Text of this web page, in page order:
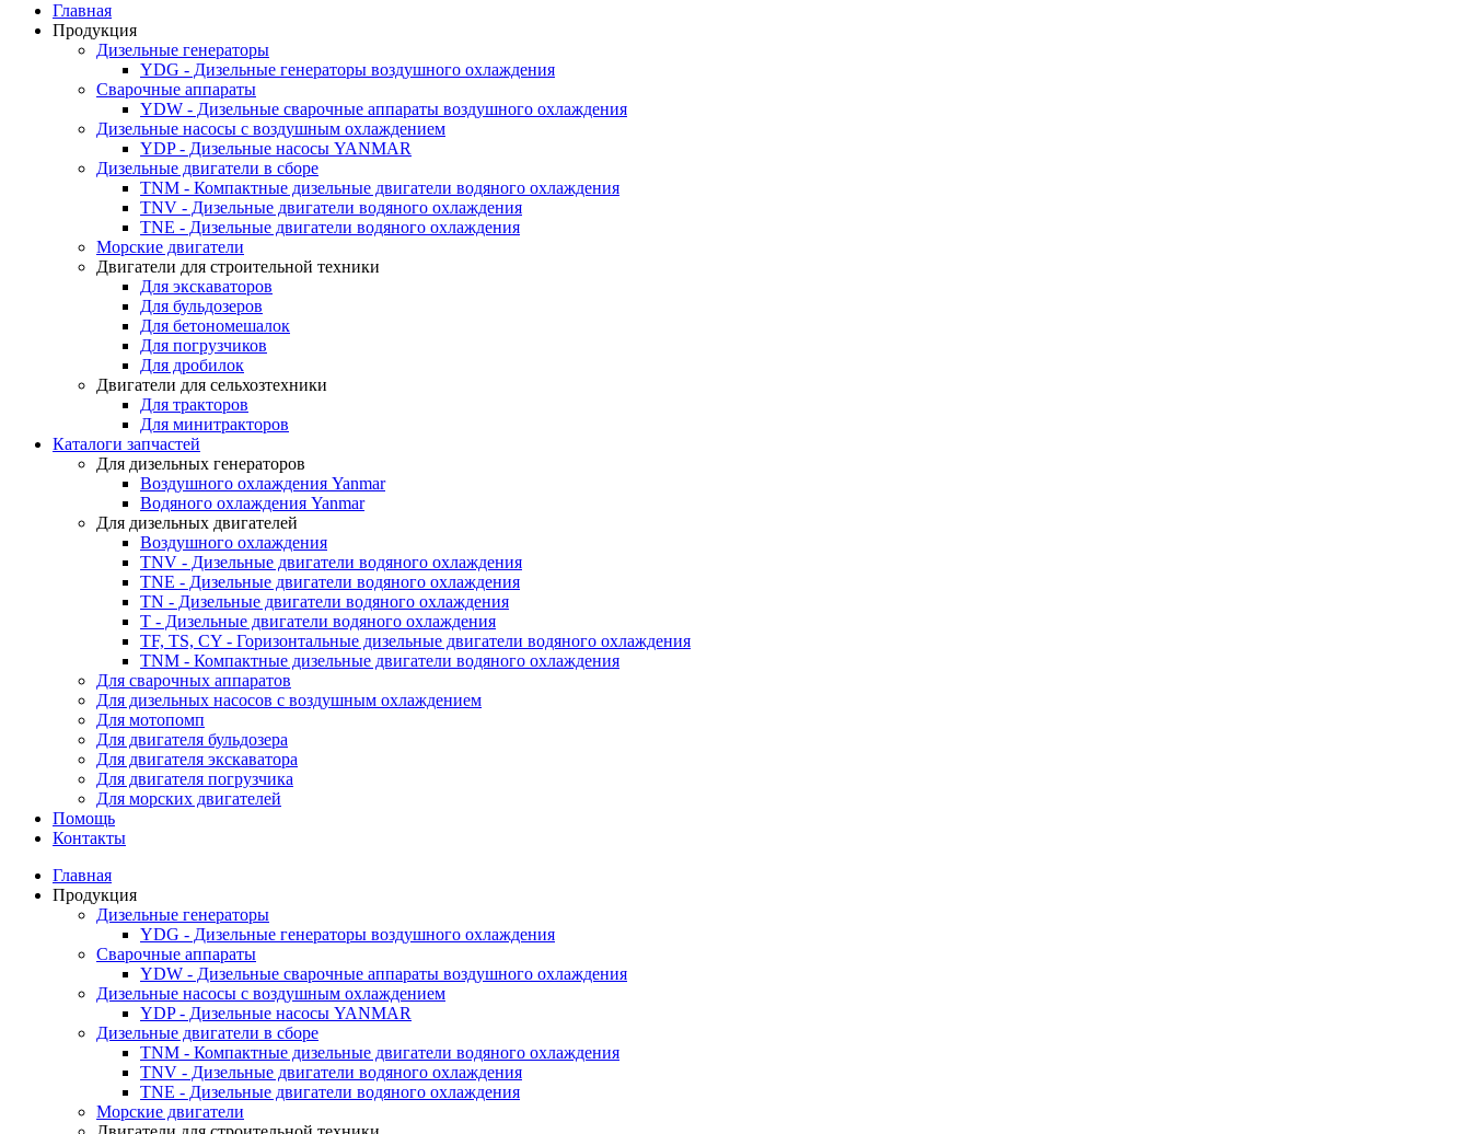
Главная
Продукция
Дизельные генераторы
YDG - Дизельные генераторы воздушного охлаждения
Cварочные аппараты
YDW - Дизельные сварочные аппараты воздушного охлаждения
Дизельные насосы с воздушным охлаждением
YDP - Дизельные насосы YANMAR
Дизельные двигатели в сборе
TNM - Компактные дизельные двигатели водяного охлаждения
TNV - Дизельные двигатели водяного охлаждения
TNE - Дизельные двигатели водяного охлаждения
Морские двигатели
Двигатели для строительной техники
Для экскаваторов
Для бульдозеров
Для бетономешалок
Для погрузчиков
Для дробилок
Двигатели для сельхозтехники
Для тракторов
Для минитракторов
Каталоги запчастей
Для дизельных генераторов
Воздушного охлаждения Yanmar
Водяного охлаждения Yanmar
Для дизельных двигателей
Воздушного охлаждения
TNV - Дизельные двигатели водяного охлаждения
TNE - Дизельные двигатели водяного охлаждения
TN - Дизельные двигатели водяного охлаждения
T - Дизельные двигатели водяного охлаждения
TF, TS, CY - Горизонтальные дизельные двигатели водяного охлаждения
TNM - Компактные дизельные двигатели водяного охлаждения
Для сварочных аппаратов
Для дизельных насосов с воздушным охлаждением
Для мотопомп
Для двигателя бульдозера
Для двигателя экскаватора
Для двигателя погрузчика
Для морских двигателей
Помощь
Контакты
Главная
Продукция
Дизельные генераторы
YDG - Дизельные генераторы воздушного охлаждения
Cварочные аппараты
YDW - Дизельные сварочные аппараты воздушного охлаждения
Дизельные насосы с воздушным охлаждением
YDP - Дизельные насосы YANMAR
Дизельные двигатели в сборе
TNM - Компактные дизельные двигатели водяного охлаждения
TNV - Дизельные двигатели водяного охлаждения
TNE - Дизельные двигатели водяного охлаждения
Морские двигатели